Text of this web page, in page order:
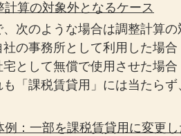
計算の対象外となるケース
次のような場合は調整計算の
社の事務所として利用した場合
宅として無償で使用させた場合
も「課税賃貸用」には当たらず
例：一部を課税賃貸用に変更